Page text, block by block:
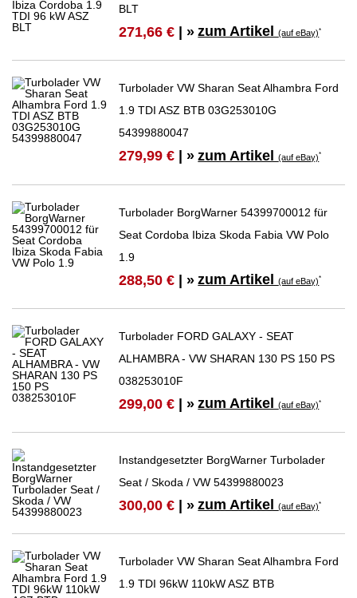
BLT
271,66 € | » zum Artikel(auf eBay)*
Turbolader VW Sharan Seat Alhambra Ford
1.9 TDI ASZ BTB 03G253010G
54399880047
279,99 € | » zum Artikel(auf eBay)*
Turbolader BorgWarner 54399700012 für
Seat Cordoba Ibiza Skoda Fabia VW Polo
1.9
288,50 € | » zum Artikel(auf eBay)*
Turbolader FORD GALAXY - SEAT
ALHAMBRA - VW SHARAN 130 PS 150 PS
038253010F
299,00 € | » zum Artikel(auf eBay)*
Instandgesetzter BorgWarner Turbolader
Seat / Skoda / VW 54399880023
300,00 € | » zum Artikel(auf eBay)*
Turbolader VW Sharan Seat Alhambra Ford
1.9 TDI 96kW 110kW ASZ BTB